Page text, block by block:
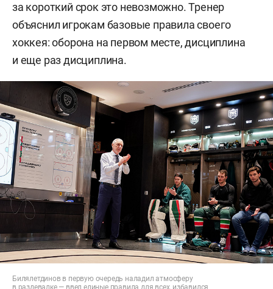
за короткий срок это невозможно. Тренер
объяснил игрокам базовые правила своего
хоккея: оборона на первом месте, дисциплина
и еще раз дисциплина.
Билялетдинов в первую очередь наладил атмосферу
в раздевалке — ввел единые правила для всех, избавился